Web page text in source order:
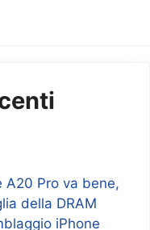
A20 Pro va bene,
della DRAM
iPhone